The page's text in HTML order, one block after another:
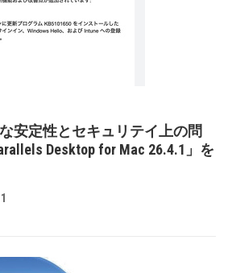
安定性とセキュリテイ上の問
Desktop for Mac 26.4.1」を